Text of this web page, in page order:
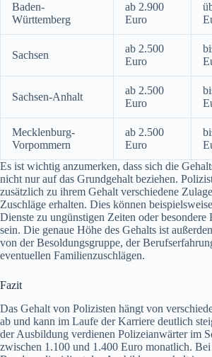
Baden-
Württemberg
ab 2.900
Euro
Sachsen
ab 2.500
Euro
Sachsen-Anhalt
ab 2.500
Euro
Mecklenburg-
Vorpommern
ab 2.500
Euro
Es ist wichtig anzumerken, dass sich die
nicht nur auf das Grundgehalt beziehen.
zusätzlich zu ihrem Gehalt verschiedene
Zuschläge erhalten. Dies können
Dienste zu ungünstigen Zeiten oder besondere
sein. Die genaue Höhe des Gehalts ist
von der Besoldungsgruppe, der
eventuellen Familienzuschlägen.
Fazit
Das Gehalt von Polizisten hängt von
ab und kann im Laufe der Karriere deutlich
der Ausbildung verdienen Polizeianwärter im
zwischen 1.100 und 1.400 Euro monatlich.